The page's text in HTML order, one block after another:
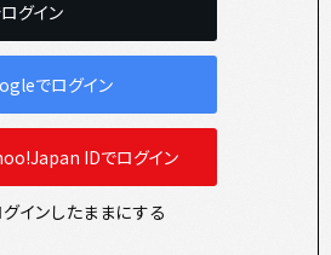
グイン
でログイン
IDでログイン
インしたままにする